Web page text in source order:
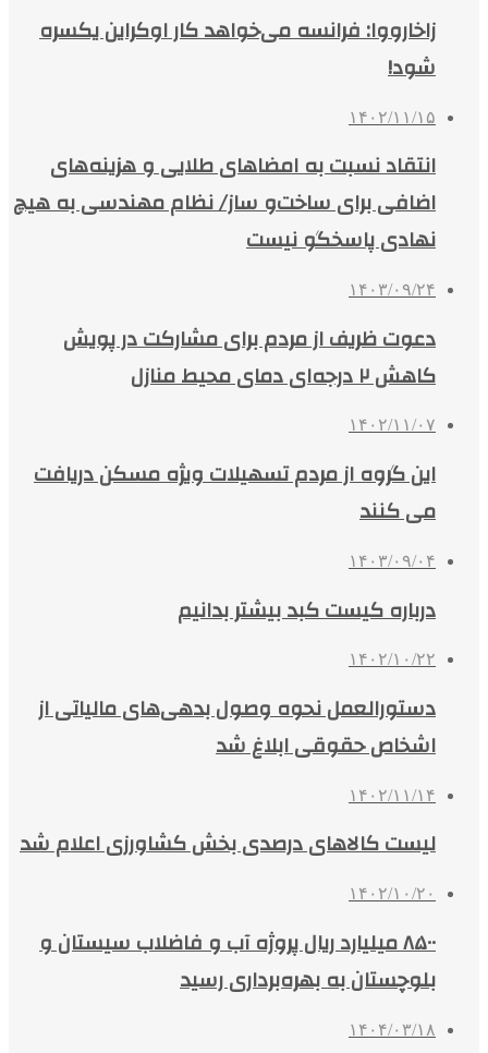
زاخارووا: فرانسه می‌خواهد کار اوکراین یکسره
شود!
۱۴۰۲/۱۱/۱۵
انتقاد نسبت به امضاهای طلایی و هزینه‌های
اضافی برای ساخت‌و ساز/ نظام مهندسی به هیچ
نهادی پاسخگو نیست
۱۴۰۳/۰۹/۲۴
دعوت ظریف از مردم برای مشارکت در پویش
کاهش ۲ درجه‌ای دمای محیط منازل
۱۴۰۲/۱۱/۰۷
این گروه از مردم تسهیلات ویژه مسکن دریافت
می کنند
۱۴۰۳/۰۹/۰۴
درباره کیست کبد بیشتر بدانیم
۱۴۰۲/۱۰/۲۲
دستورالعمل نحوه وصول بدهی‌های مالیاتی از
اشخاص حقوقی ابلاغ شد
۱۴۰۲/۱۱/۱۴
لیست کالاهای درصدی بخش کشاورزی اعلام شد
۱۴۰۲/۱۰/۲۰
۸۵۰۰ میلیارد ریال پروژه آب و فاضلاب سیستان و
بلوچستان به بهره‌برداری رسید
۱۴۰۴/۰۳/۱۸